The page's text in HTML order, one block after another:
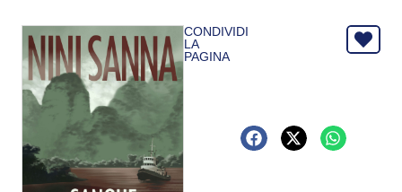
CONDIVIDI
LA
PAGINA